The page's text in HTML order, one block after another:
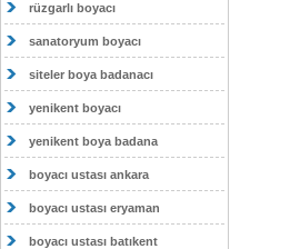
rüzgarlı boyacı
sanatoryum boyacı
siteler boya badanacı
yenikent boyacı
yenikent boya badana
boyacı ustası ankara
boyacı ustası eryaman
boyacı ustası batıkent